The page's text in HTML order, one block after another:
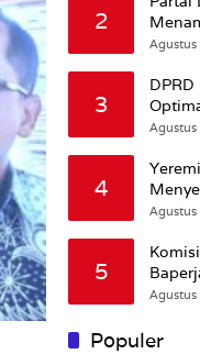
2
3
4
5
Populer